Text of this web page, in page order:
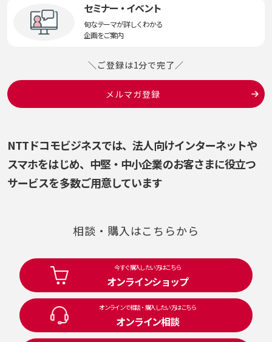
セミナー・イベント
旬なテーマが詳しくわかる
企画をご案内
＼ご登録は1分で完了／
メルマガ登録
NTTドコモビジネスでは、法人向けインターネットや
スマホをはじめ、 中堅・中小企業のお客さまに役立つ
サービスを多数ご用意しています
相談・購入はこちらから
今すぐ購入したい方はこちら
オンラインショップ
オンラインで相談・購入したい方はこちら
オンライン相談